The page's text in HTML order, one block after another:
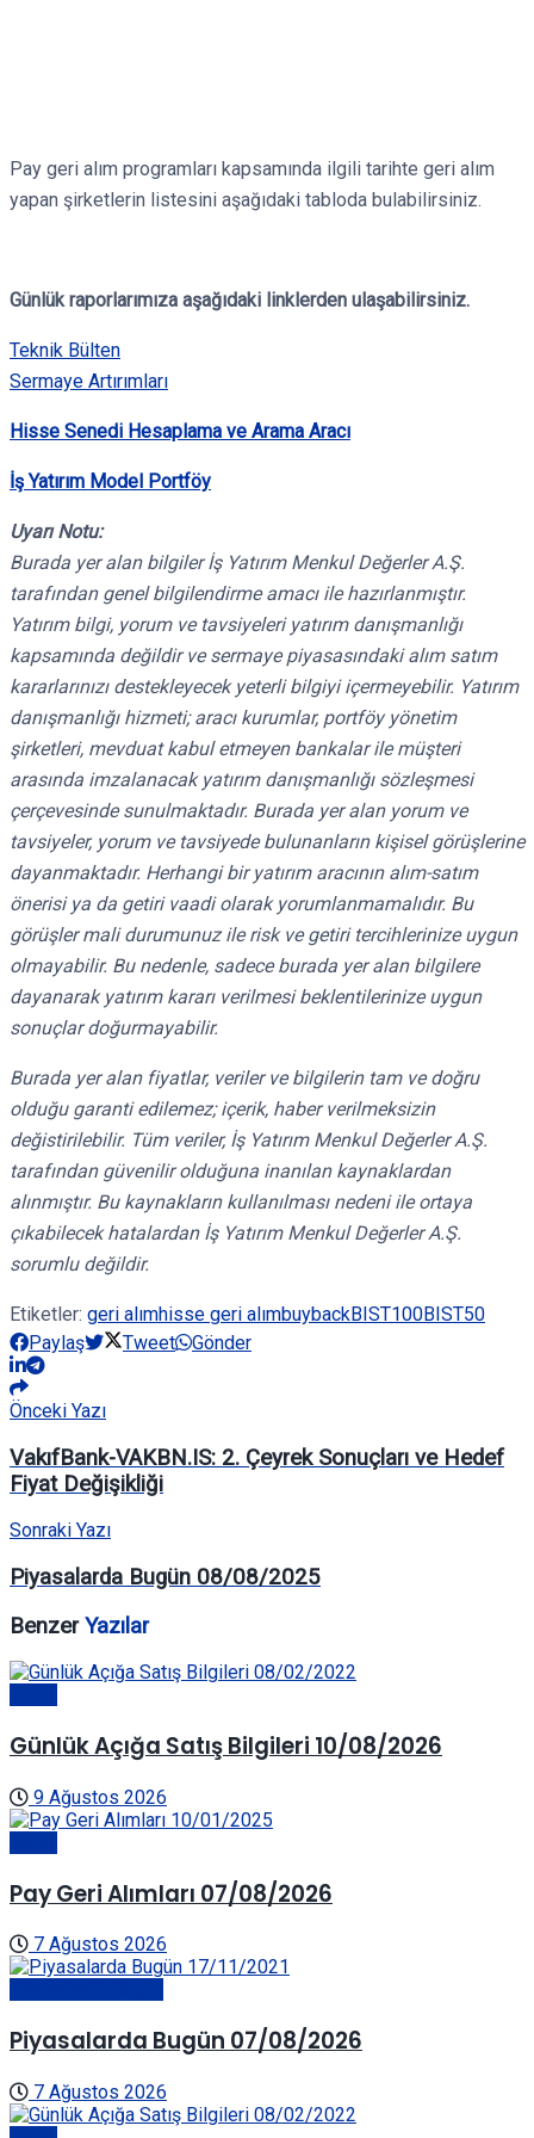
Pay geri alım programları kapsamında ilgili tarihte geri alım
yapan şirketlerin listesini aşağıdaki tabloda bulabilirsiniz.
Günlük raporlarımıza aşağıdaki linklerden ulaşabilirsiniz.
Teknik Bülten
Sermaye Artırımları
Hisse Senedi Hesaplama ve Arama Aracı
İş Yatırım Model Portföy
Uyarı Notu:
Burada yer alan bilgiler İş Yatırım Menkul Değerler A.Ş.
tarafından genel bilgilendirme amacı ile hazırlanmıştır.
Yatırım bilgi, yorum ve tavsiyeleri yatırım danışmanlığı
kapsamında değildir ve sermaye piyasasındaki alım satım
kararlarınızı destekleyecek yeterli bilgiyi içermeyebilir. Yatırım
danışmanlığı hizmeti; aracı kurumlar, portföy yönetim
şirketleri, mevduat kabul etmeyen bankalar ile müşteri
arasında imzalanacak yatırım danışmanlığı sözleşmesi
çerçevesinde sunulmaktadır. Burada yer alan yorum ve
tavsiyeler, yorum ve tavsiyede bulunanların kişisel görüşlerine
dayanmaktadır. Herhangi bir yatırım aracının alım-satım
önerisi ya da getiri vaadi olarak yorumlanmamalıdır. Bu
görüşler mali durumunuz ile risk ve getiri tercihlerinize uygun
olmayabilir. Bu nedenle, sadece burada yer alan bilgilere
dayanarak yatırım kararı verilmesi beklentilerinize uygun
sonuçlar doğurmayabilir.
Burada yer alan fiyatlar, veriler ve bilgilerin tam ve doğru
olduğu garanti edilemez; içerik, haber verilmeksizin
değistirilebilir. Tüm veriler, İş Yatırım Menkul Değerler A.Ş.
tarafından güvenilir olduğuna inanılan kaynaklardan
alınmıştır. Bu kaynakların kullanılması nedeni ile ortaya
çıkabilecek hatalardan İş Yatırım Menkul Değerler A.Ş.
sorumlu değildir.
Etiketler: geri alımhisse geri alımbuybackBIST100BIST50
Paylaş
Tweet Gönder
Önceki Yazı
VakıfBank-VAKBN.IS: 2. Çeyrek Sonuçları ve Hedef
Fiyat Değişikliği
Sonraki Yazı
Piyasalarda Bugün 08/08/2025
BenzerYazılar
Günlük Açığa Satış Bilgileri 10/08/2026
9 Ağustos 2026
Pay Geri Alımları 07/08/2026
7 Ağustos 2026
Piyasalarda Bugün 07/08/2026
7 Ağustos 2026